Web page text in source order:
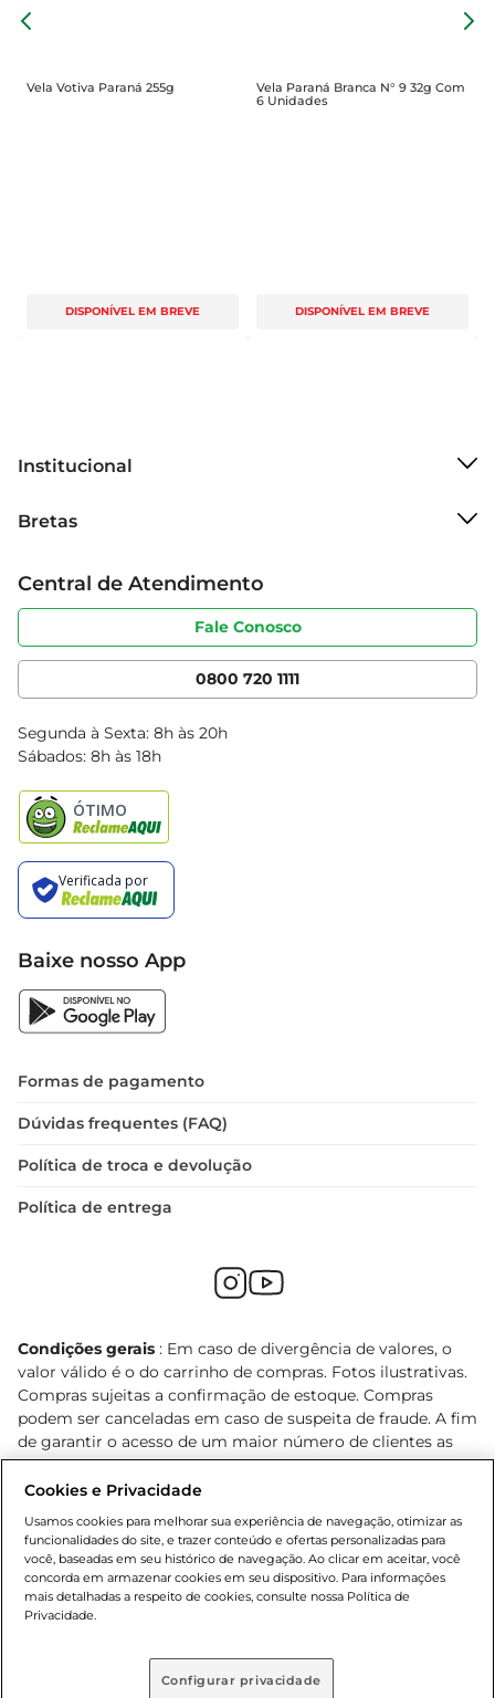
Vela Votiva Paraná 255g
DISPONÍVEL EM BREVE
Vela Paraná Branca N° 9 32g Com
6 Unidades
DISPONÍVEL EM BREVE
Institucional
Grupo Cencosud
Sobre privacidade
Portal do fornecedor
Cencosud Media
Bretas
Produtos Bretas
Código de ética
Serviços
Clube Bretas
Blog Bretas
Black Friday
Central de Atendimento
Fale Conosco
0800 720 1111
Segunda à Sexta: 8h às 20h
Sábados: 8h às 18h
Baixe nosso App
Formas de pagamento
Dúvidas frequentes (FAQ)
Política de troca e devolução
Política de entrega
Condições gerais : Em caso de divergência de valores, o
valor válido é o do carrinho de compras. Fotos ilustrativas.
Compras sujeitas a confirmação de estoque. Compras
podem ser canceladas em caso de suspeita de fraude. A fim
de garantir o acesso de um maior número de clientes as
nossas promoções, a compra de produtos com preços
promocionais poderá ter sua quantidade limitada por
cliente. Os preços, ofertas e condições são exclusivos para
o e-commerce e válidos durante o dia de hoje, podendo
sofrer alterações sem prévia notificação. Proibida a venda
de bebidas alcoólicas para menores de 18 anos, conforme
Lei n.º 8069/90, art. 81, inciso II (Estatuto da Criança e do
prévio. O valor mínimo para as compras on-line é de R$
Cookies e Privacidade
Usamos cookies para melhorar sua experiência de navegação, otimizar as
funcionalidades do site, e trazer conteúdo e ofertas personalizadas para
você, baseadas em seu histórico de navegação. Ao clicar em aceitar, você
concorda em armazenar cookies em seu dispositivo. Para informações
mais detalhadas a respeito de cookies, consulte nossa Política de
Privacidade.
Configurar privacidade